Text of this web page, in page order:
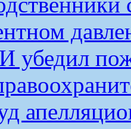
убедил